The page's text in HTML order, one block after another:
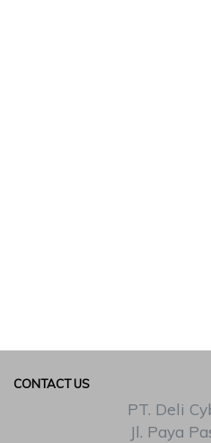
CONTACT US
PT. Deli
Jl. Paya